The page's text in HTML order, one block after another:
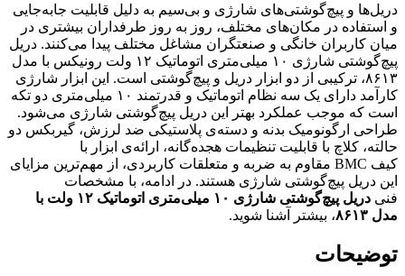
دریل‌ها و پیچ‌گوشتی‌های شارژی و بی‌سیم به دلیل قابلیت جابه‌جایی
و استفاده در مکان‌های مختلف، روز به روز طرفداران بیشتری در
میان کاربران خانگی و صنعتگران مشاغل مختلف پیدا می‌کنند. دریل
پیچ‌گوشتی‌ شارژی ۱۰ میلی‌متری اتوماتیک ۱۲ ولت رونیکس با مدل
۸۶۱۳، ترکیبی از دو ابزار دریل و پیچ‌گوشتی است. این ابزار شارژی
کارآمد دارای یک سه‌ نظام اتوماتیک و قدرتمند ۱۰ میلی‌متری دو تکه
است که موجب عملکرد بهتر این دریل پیچ‌گوشتی شارژی می‌شود.
طراحی ارگونومیک بدنه و دسته‌ی پلاستیکی ضد لرزش، گیربکس دو
حالته، کلاچ با قابلیت تنظیمات هجده‌گانه، ارائه‌ی ابزار با
کیف BMC مقاوم به ضربه و متعلقات کاربردی، از مهم‌ترین مزایای
این دریل پیچ‌گوشتی شارژی هستند. در ادامه، با مشخصات
فنی
دریل پیچ‌گوشتی شارژی ۱۰ میلی‌متری اتوماتیک ۱۲ ولت با
مدل ۸۶۱۳
، بیشتر آشنا شوید.
توضیحات